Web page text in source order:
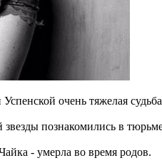
очень тяжелая
познакомились в
- умерла во время родов.